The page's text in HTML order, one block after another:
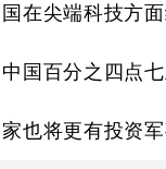
在尖端科技方
国百分之四点
也将更有投资